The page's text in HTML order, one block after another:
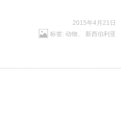
2015年4月21日
标签: 动物 、 新西伯利亚